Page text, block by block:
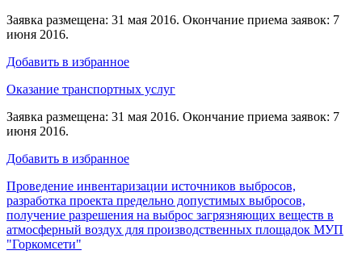
Заявка размещена: 31 мая 2016. Окончание приема заявок: 7
июня 2016.
Добавить в избранное
Оказание транспортных услуг
Заявка размещена: 31 мая 2016. Окончание приема заявок: 7
июня 2016.
Добавить в избранное
Проведение инвентаризации источников выбросов,
разработка проекта предельно допустимых выбросов,
получение разрешения на выброс загрязняющих веществ в
атмосферный воздух для производственных площадок МУП
"Горкомсети"